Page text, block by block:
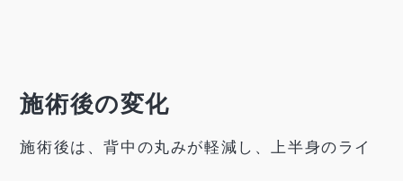
施術後の変化
施術後は、背中の丸みが軽減し、上半身のライ